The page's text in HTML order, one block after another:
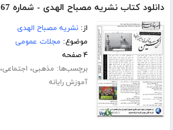
دانلود کتاب نشریه مصباح الهدی - شماره 67
از:نشریه مصباح الهدی
موضوع: مجلات عمومی
۴ صفحه
برچسب‌ها: مذهبی، اجتماعی،
آموزش رایانه